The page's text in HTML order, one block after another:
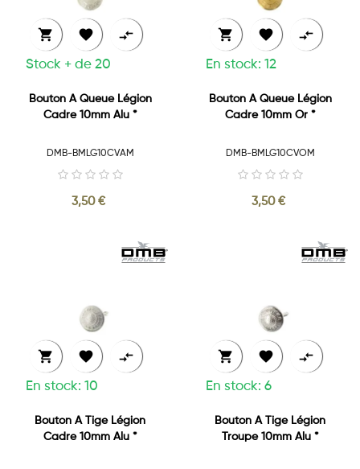
Stock + de 20
  
Bouton A Queue Légion
Cadre 10mm Alu *
DMB-BMLG10CVAM
3,50 €
En stock: 12
  
Bouton A Queue Légion
Cadre 10mm Or *
DMB-BMLG10CVOM
3,50 €
En stock: 10
  
Bouton A Tige Légion
Cadre 10mm Alu *
En stock: 6
  
Bouton A Tige Légion
Troupe 10mm Alu *